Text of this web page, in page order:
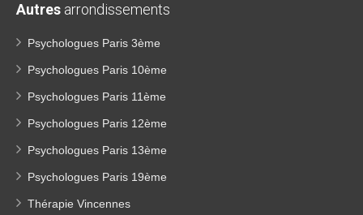
Autres arrondissements
Psychologues Paris 3ème
Psychologues Paris 10ème
Psychologues Paris 11ème
Psychologues Paris 12ème
Psychologues Paris 13ème
Psychologues Paris 19ème
Thérapie Vincennes